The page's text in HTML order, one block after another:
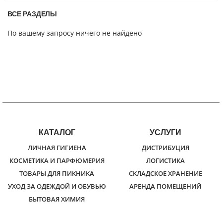
ВСЕ РАЗДЕЛЫ
По вашему запросу ничего не найдено
КАТАЛОГ
ЛИЧНАЯ ГИГИЕНА
КОСМЕТИКА И ПАРФЮМЕРИЯ
ТОВАРЫ ДЛЯ ПИКНИКА
УХОД ЗА ОДЕЖДОЙ И ОБУВЬЮ
БЫТОВАЯ ХИМИЯ
УСЛУГИ
ДИСТРИБУЦИЯ
ЛОГИСТИКА
СКЛАДСКОЕ ХРАНЕНИЕ
АРЕНДА ПОМЕЩЕНИЙ